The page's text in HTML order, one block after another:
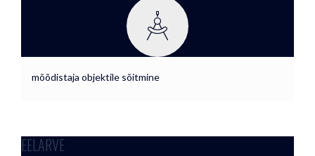
mõõdistaja objektile sõitmine
EELARVE